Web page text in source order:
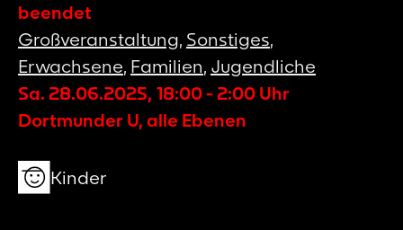
beendet
Großveranstaltung, Sonstiges,
Erwachsene, Familien, Jugendliche
Sa. 28.06.2025, 18:00- 2:00 Uhr
Dortmunder U, alle Ebenen
Kinder